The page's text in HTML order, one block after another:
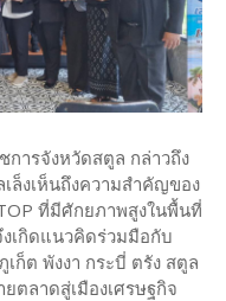
การจังหวัดสตูล กล่าวถึง
ล็งเห็นถึงความสำคัญของ
ที่มีศักยภาพสูงในพื้นที่
เกิดแนวคิดร่วมมือกับ
ก็ต พังงา กระบี่ ตรัง สตูล
ตลาดสู่เมืองเศรษฐกิจ